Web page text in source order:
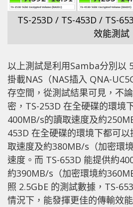
TS-253D / TS-453D / TS-
效能測試
以上測試是利用Samba分別以
掛載NAS（NAS插入 QNA-
存空間，從測試結果可見，不
密，TS-253D 在全硬碟的環境
400MB/s的讀取速度及約
453D 在全硬碟的環境下都可
取速度及約380MB/s（加密環
速度。而 TS-653D 能提供約
約390MB/s（加密環境約
照 2.5GbE 的測試數據，TS-
情況下，能發揮更佳的傳輸效能